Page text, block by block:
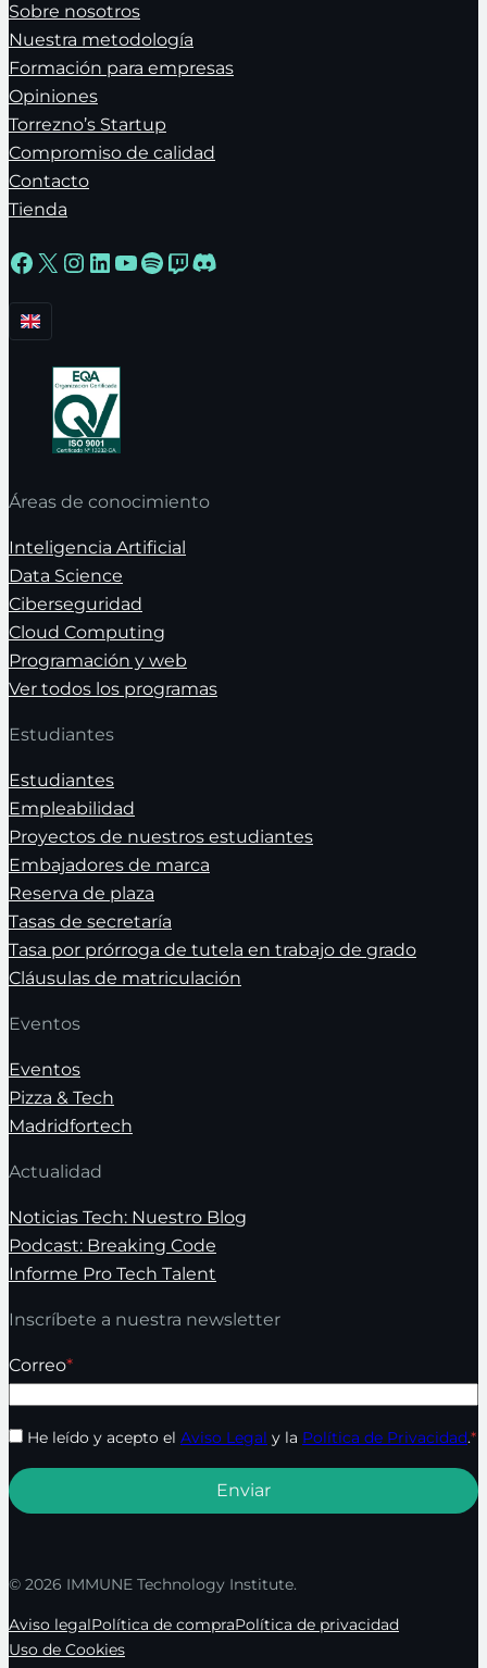
Sobre nosotros
Nuestra metodología
Formación para empresas
Opiniones
Torrezno’s Startup
Compromiso de calidad
Contacto
Tienda
Facebook
X Instagram
LinkedIn
YouTube
Spotify
Twitch
Discord
Áreas de conocimiento
Inteligencia Artificial
Data Science
Ciberseguridad
Cloud Computing
Programación y web
Ver todos los programas
Estudiantes
Estudiantes
Empleabilidad
Proyectos de nuestros estudiantes
Embajadores de marca
Reserva de plaza
Tasas de secretaría
Tasa por prórroga de tutela en trabajo de grado
Cláusulas de matriculación
Eventos
Eventos
Pizza & Tech
Madridfortech
Actualidad
Noticias Tech: Nuestro Blog
Podcast: Breaking Code
Informe Pro Tech Talent
Inscríbete a nuestra newsletter
Correo*
He leído y acepto el Aviso Legal y la Política de Privacidad.*
© 2026 IMMUNE Technology Institute.
Aviso legalPolítica de compraPolítica de privacidad
Uso de Cookies